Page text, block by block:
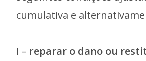
cumulativa e
I – reparar o dano ou